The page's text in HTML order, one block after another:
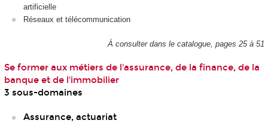
artificielle
Réseaux et télécommunication
À consulter dans le catalogue, pages 25 à 51
Se former aux métiers de l'assurance, de la finance, de la
banque et de l'immobilier
3 sous-domaines
Assurance, actuariat